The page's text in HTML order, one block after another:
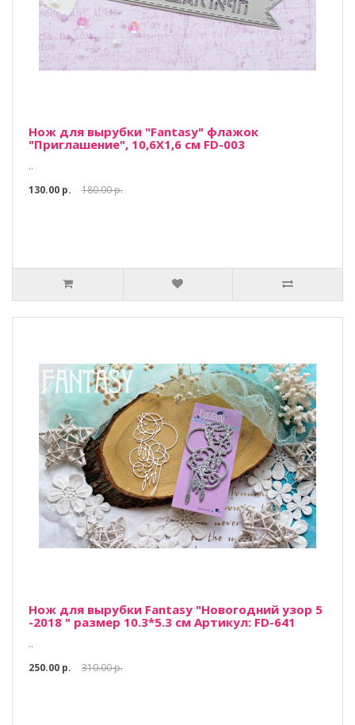
Нож для вырубки "Fantasy" флажок
"Приглашение", 10,6Х1,6 см FD-003
..
130.00 р.
180.00 р.
Нож для вырубки Fantasy "Новогодний узор 5
-2018 " размер 10.3*5.3 см Артикул: FD-641
..
250.00 р.
310.00 р.